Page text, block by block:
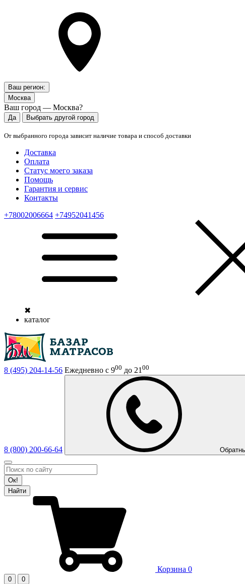
Ваш регион:
Москва
Ваш город — Москва?
Да Выбрать другой город
От выбранного города зависит наличие товара и способ доставки
Доставка
Оплата
Статус моего заказа
Помощь
Гарантия и сервис
Контакты
+78002006664 +74952041456
✖
каталог
8 (495) 204-14-56 Ежедневно с 900 до 21 00
8 (800) 200-66-64
Ок!
Найти
Корзина 0
0 0